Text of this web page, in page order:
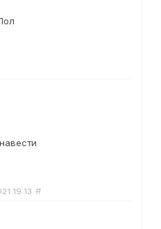
19:13 #